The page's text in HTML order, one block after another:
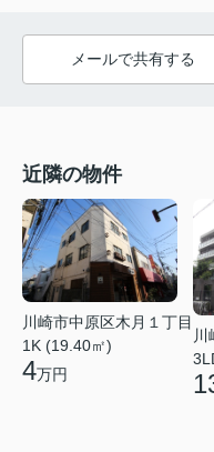
メールで共有する
近隣の物件
川崎市中原区木月１丁目
1K (19.40㎡)
4万円